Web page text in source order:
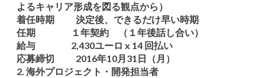
よるキャリア形成を図る観点から）
着任時期 決定後、できるだけ早い時期
任期 １年契約 （１年後話し合い）
給与 2,430ユーロ x 14 回払い
応募締切 2016年10月31日（月）
2. 海外プロジェクト・開発担当者